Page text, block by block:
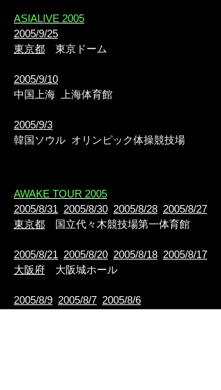
ASIALIVE 2005
2005/9/25
東京都 東京ドーム
2005/9/10
中国上海 上海体育館
2005/9/3
韓国ソウル オリンピック体操競技場
AWAKE TOUR 2005
2005/8/31 2005/8/30 2005/8/28 2005/8/27
東京都 国立代々木競技場第一体育館
2005/8/21 2005/8/20 2005/8/18 2005/8/17
大阪府 大阪城ホール
2005/8/9 2005/8/7 2005/8/6